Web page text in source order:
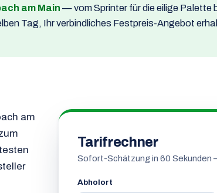
am Main — vom Sprinter für die eilige Palette
Tag, Ihr verbindliches Festpreis-Angebot
am
Tarifrechner
Sofort-Schätzung in 60 Sekunden
Abholort